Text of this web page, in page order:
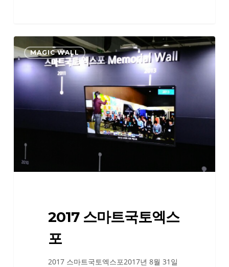
스
마
트
국
토
MAGIC WALL
2017 스마트국토엑스
포
2017 스마트국토엑스포2017년 8월 31일